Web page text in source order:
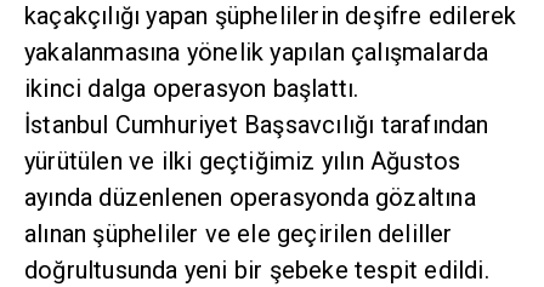
kaçakçılığı yapan şüphelilerin deşifre edilerek
yakalanmasına yönelik yapılan çalışmalarda
ikinci dalga operasyon başlattı.
İstanbul Cumhuriyet Başsavcılığı tarafından
yürütülen ve ilki geçtiğimiz yılın Ağustos
ayında düzenlenen operasyonda gözaltına alınan
şüpheliler ve ele geçirilen deliller doğrultusunda
yeni bir şebeke tespit edildi.